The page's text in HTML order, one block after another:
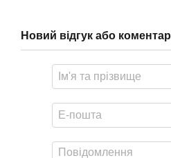
Новий відгук або коментар